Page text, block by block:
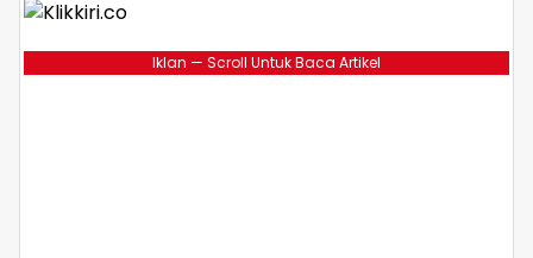
Iklan — Scroll Untuk Baca Artikel